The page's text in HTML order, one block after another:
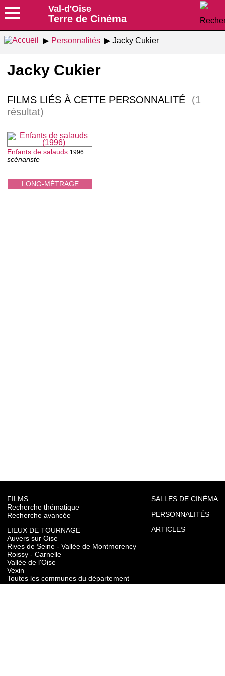
Val-d'Oise
Terre de Cinéma
Personnalités Jacky Cukier
Jacky Cukier
FILMS LIÉS À CETTE PERSONNALITÉ
(1
résultat)
LONG-MÉTRAGE
Enfants de salauds 1996
scénariste
FILMS
Recherche thématique
Recherche avancée
LIEUX DE TOURNAGE
Auvers sur Oise
Rives de Seine - Vallée de Montmorency
Roissy - Carnelle
Vallée de l'Oise
Vexin
Toutes les communes du département
SALLES DE CINÉMA
PERSONNALITÉS
ARTICLES